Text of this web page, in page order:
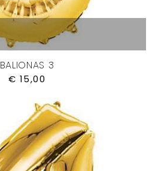
BALIONAS 3
€ 15,00